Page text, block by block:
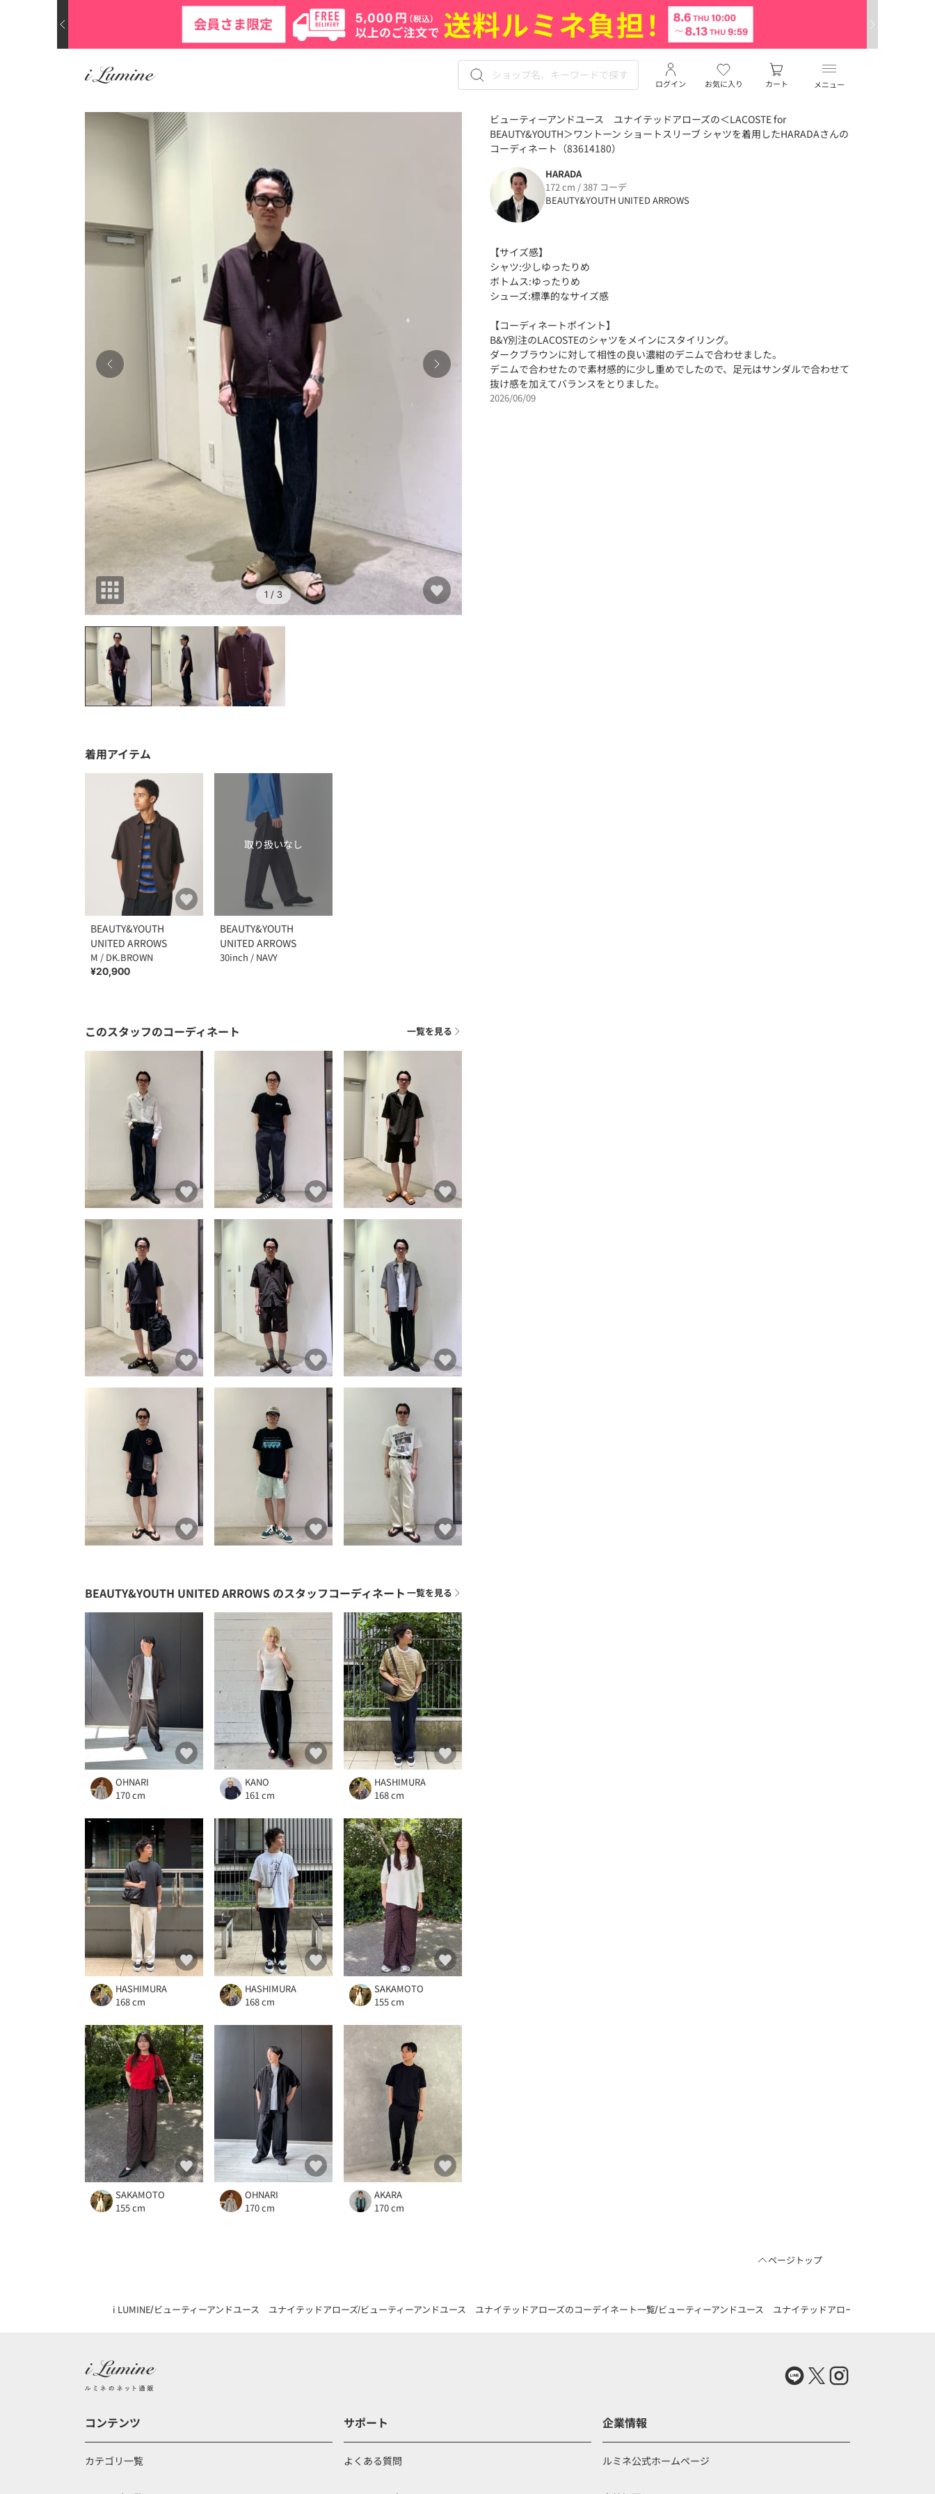
メニュー
お気に入り
ログイン カート
1 / 3
ビューティーアンドユース ユナイテッドアローズの＜LACOSTE for
BEAUTY&YOUTH＞ワントーン ショートスリーブ シャツを着用したHARADAさんの
コーディネート（83614180）
HARADA
172 cm / 387 コーデ
BEAUTY&YOUTH UNITED ARROWS
【サイズ感】
シャツ:少しゆったりめ
ボトムス:ゆったりめ
シューズ:標準的なサイズ感
【コーディネートポイント】
B&Y別注のLACOSTEのシャツをメインにスタイリング。
ダークブラウンに対して相性の良い濃紺のデニムで合わせました。
デニムで合わせたので素材感的に少し重めでしたので、足元はサンダルで合わせて
抜け感を加えてバランスをとりました。
2026/06/09
着用アイテム
BEAUTY&YOUTH
UNITED ARROWS
M / DK.BROWN
¥20,900
取り扱いなし
BEAUTY&YOUTH
UNITED ARROWS
30inch / NAVY
このスタッフのコーディネート 一覧を見る
BEAUTY&YOUTH UNITED ARROWS のスタッフコーディネート 一覧を見る
OHNARI
170 cm
KANO
161 cm
HASHIMURA
168 cm
HASHIMURA
168 cm
HASHIMURA
168 cm
SAKAMOTO
155 cm
SAKAMOTO
155 cm
OHNARI
170 cm
AKARA
170 cm
ページトップ
i LUMINE ビューティーアンドユース ユナイテッドアローズ ビューティーアンドユース ユナイテッドアローズのコーデイネート一覧ビューティーアンドユース ユナイテッドアローズの＜LACOSTE
コンテンツ
カテゴリ一覧
サポート
よくある質問
企業情報
ルミネ公式ホームページ